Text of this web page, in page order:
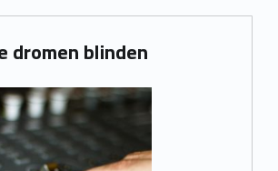
dromen blinden